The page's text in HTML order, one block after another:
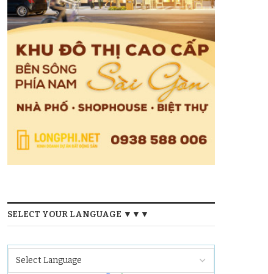
SELECT YOUR LANGUAGE ▼▼▼